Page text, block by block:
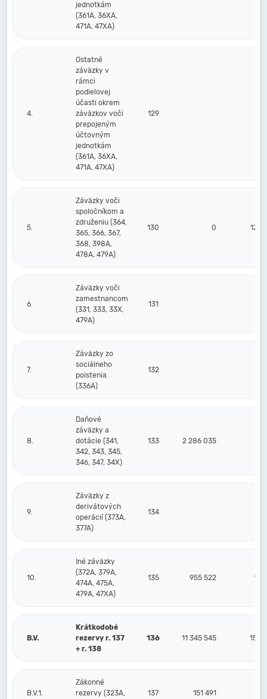
jednotkám
(361A, 36XA,
471A, 47XA)
4.
Ostatné
záväzky v
rámci
podielovej
účasti okrem
záväzkov voči
prepojeným
účtovným
jednotkám
(361A, 36XA,
471A, 47XA)
129
5.
Záväzky voči
spoločníkom a
združeniu (364,
365, 366, 367,
368, 398A,
478A, 479A)
130 0 12
6.
Záväzky voči
zamestnancom
(331, 333, 33X,
479A)
131
7.
Záväzky zo
sociálneho
poistenia
(336A)
132
8.
Daňové
záväzky a
dotácie (341,
342, 343, 345,
346, 347, 34X)
133 2 286 035
9.
Záväzky z
derivátových
operácií (373A,
377A)
134
10.
Iné záväzky
(372A, 379A,
474A, 475A,
479A, 47XA)
135 955 522 1
B.V.
Krátkodobé
rezervy r. 137
+ r. 138
136 11 345 545 15
B.V.1.
Zákonné
rezervy (323A,
137 151 491